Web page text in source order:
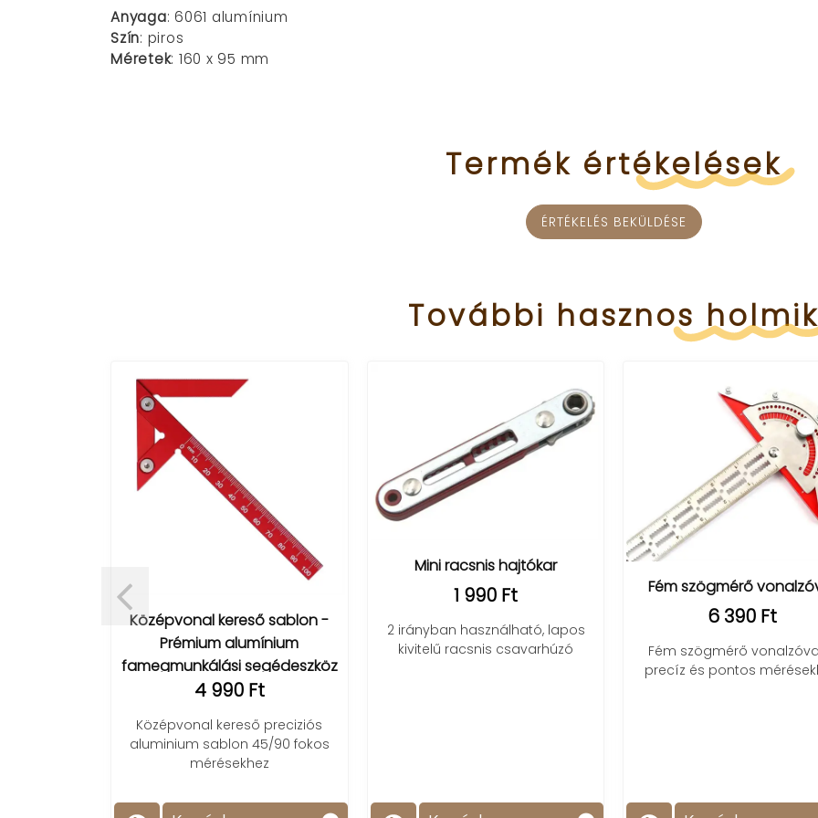
Anyaga: 6061 alumínium
Szín: piros
Méretek: 160 x 95 mm
Termék értékelések
ÉRTÉKELÉS BEKÜLDÉSE
További hasznos holmik
Középvonal kereső sablon -
Prémium alumínium
famegmunkálási segédeszköz
4 990 Ft
Középvonal kereső preciziós
aluminium sablon 45/90 fokos
mérésekhez
Mini racsnis hajtókar
1 990 Ft
2 irányban használható, lapos
kivitelű racsnis csavarhúzó
Fém szögmérő
6 390 Ft
Fém szögmérő
precíz és pontos